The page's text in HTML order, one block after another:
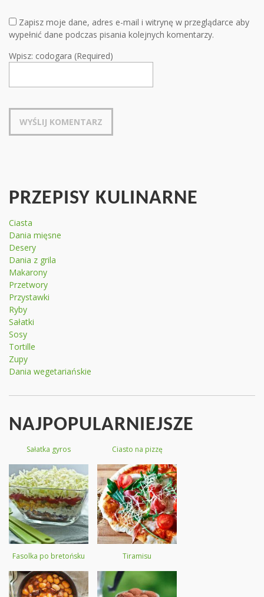
Zapisz moje dane, adres e-mail i witrynę w przeglądarce aby
wypełnić dane podczas pisania kolejnych komentarzy.
Wpisz: codogara (Required)
PRZEPISY KULINARNE
Ciasta
Dania mięsne
Desery
Dania z grila
Makarony
Przetwory
Przystawki
Ryby
Sałatki
Sosy
Tortille
Zupy
Dania wegetariańskie
NAJPOPULARNIEJSZE
Sałatka gyros Ciasto na pizzę
Fasolka po bretońsku Tiramisu